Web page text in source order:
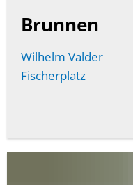
Brunnen
Wilhelm Valder
Fischerplatz